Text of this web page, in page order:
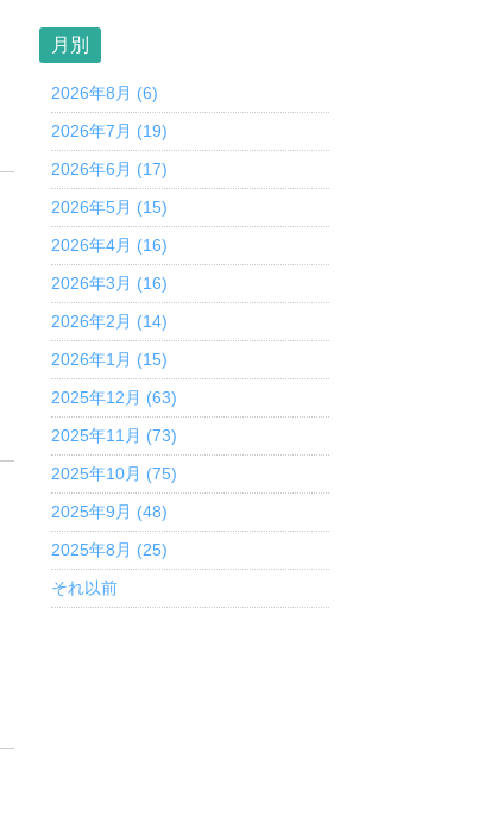
月別
2026年8月 (6)
2026年7月 (19)
2026年6月 (17)
2026年5月 (15)
2026年4月 (16)
2026年3月 (16)
2026年2月 (14)
2026年1月 (15)
2025年12月 (63)
2025年11月 (73)
2025年10月 (75)
2025年9月 (48)
2025年8月 (25)
それ以前